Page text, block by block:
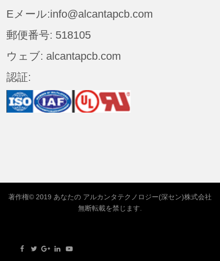
Eメール:info@alcantapcb.com
郵便番号: 518105
ウェブ: alcantapcb.com
認証:
著作権© 2019 あなたの アルカンタテクノロジー(深セン)株式会社
無断転載を禁じます.